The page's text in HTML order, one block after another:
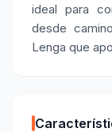
ideal para
desde
Lenga que